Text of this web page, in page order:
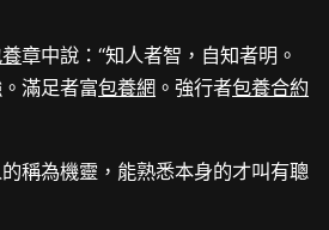
章中說：“知人者智，自知者明。
滿足者富包養網 。強行者包養合約
稱為機靈，能熟悉本身的才叫有聰